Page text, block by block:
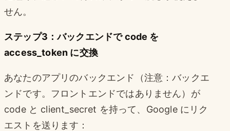
せん。
ステップ3：バックエンドで code を
access_token に交換
あなたのアプリのバックエンド（注意：バックエ
ンドです。フロントエンドではありません）が
code と client_secret を持って、Google にリク
エストを送ります：